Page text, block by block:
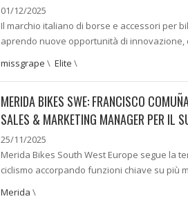
01/12/2025
Il marchio italiano di borse e accessori per
aprendo nuove opportunità di innovazione,
missgrape \ Elite \
MERIDA BIKES SWE: FRANCISCO
SALES & MARKETING MANAGER PER IL
25/11/2025
Merida Bikes South West Europe segue la
ciclismo accorpando funzioni chiave su più
Merida \